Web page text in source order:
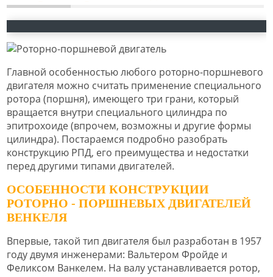
Главной особенностью любого роторно-поршневого
двигателя можно считать применение специального
ротора (поршня), имеющего три грани, который
вращается внутри специального цилиндра по
эпитрохоиде (впрочем, возможны и другие формы
цилиндра). Постараемся подробно разобрать
конструкцию РПД, его преимущества и недостатки
перед другими типами двигателей.
ОСОБЕННОСТИ КОНСТРУКЦИИ
РОТОРНО - ПОРШНЕВЫХ ДВИГАТЕЛЕЙ
ВЕНКЕЛЯ
Впервые, такой тип двигателя был разработан в 1957
году двумя инженерами: Вальтером Фройде и
Феликсом Ванкелем. На валу устанавливается ротор,